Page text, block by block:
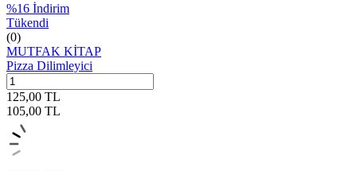
%16 İndirim
Tükendi
(0)
MUTFAK KİTAP
Pizza Dilimleyici
125,00 TL
105,00 TL